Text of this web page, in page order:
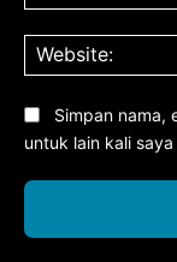
Simpan nama,
untuk lain kali